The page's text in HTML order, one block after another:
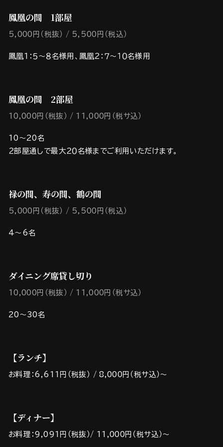
鳳凰の間 1部屋
5,000円（税抜） 5,500円（税込）
鳳凰1：５～８名様用、鳳凰2：７～１０名様用
鳳凰の間 2部屋
10,000円（税抜） 11,000円（税サ込）
10～20名
２部屋通しで最大２０名様までご利用いただけます。
禄の間、寿の間、鶴の間
5,000円（税抜） 5,500円（税込）
4～6名
ダイニング席貸し切り
10,000円（税抜） 11,000円（税サ込）
20～30名
【ランチ】
お料理：6,611円（税抜） / 8,000円（税サ込）～
【ディナー】
お料理：9,091円（税抜）/ 11,000円（税サ込）～